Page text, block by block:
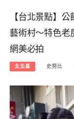
【台北景點】
藝術村～特色老
網美必拍
北北基 史努比